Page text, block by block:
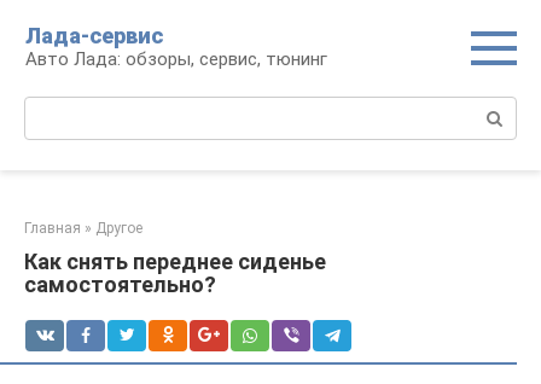
контенту
Лада-сервис
Авто Лада: обзоры, сервис, тюнинг
Главная » Другое
Как снять переднее сиденье
самостоятельно?